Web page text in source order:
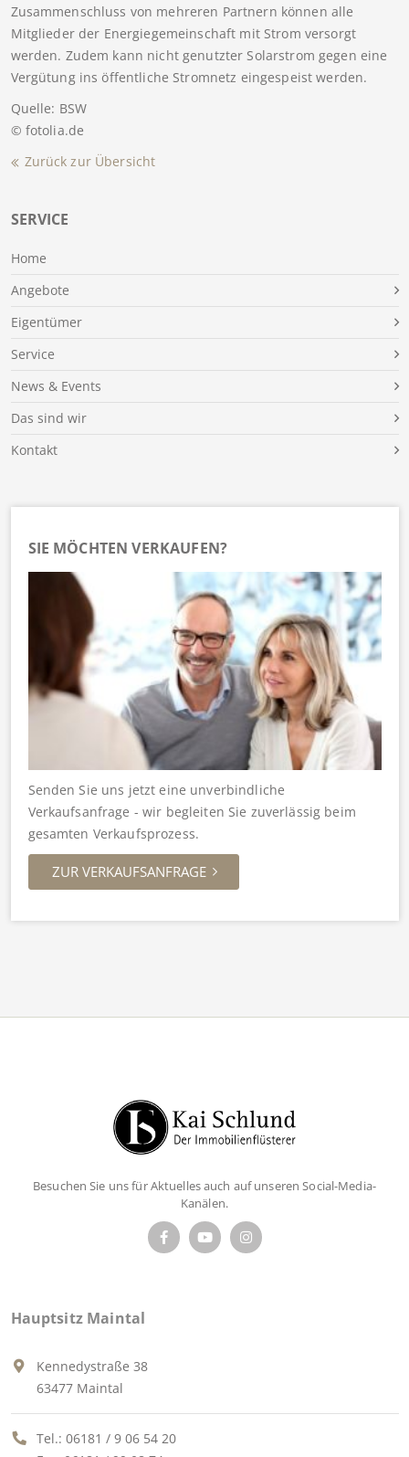
SERVICE
Home
Angebote
Eigentümer
Service
News & Events
Das sind wir
Kontakt
SIE MÖCHTEN VERKAUFEN?
Senden Sie uns jetzt eine unverbindliche
Verkaufsanfrage - wir begleiten Sie zuverlässig beim
gesamten Verkaufsprozess.
ZUR VERKAUFSANFRAGE
Zusammenschluss von mehreren Partnern können alle
Mitglieder der Energiegemeinschaft mit Strom versorgt
werden. Zudem kann nicht genutzter Solarstrom gegen eine
Vergütung ins öffentliche Stromnetz eingespeist werden.
Quelle: BSW
© fotolia.de
Zurück zur Übersicht
Besuchen Sie uns für Aktuelles auch auf unseren Social-Media-
Kanälen.
Hauptsitz Maintal
Kennedystraße 38
63477 Maintal
Tel.: 06181 / 9 06 54 20